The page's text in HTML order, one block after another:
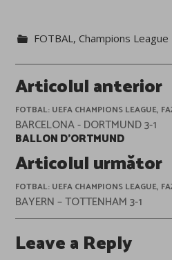
FOTBAL,Champions
Post
navigation
Articolul anterior
FOTBAL: UEFA CHAMPIONS LEAGUE,
BARCELONA - DORTMUND 3-1
BALLON D’ORTMUND
Articolul următor
FOTBAL: UEFA CHAMPIONS LEAGUE,
BAYERN – TOTTENHAM 3-1
Leave a Reply